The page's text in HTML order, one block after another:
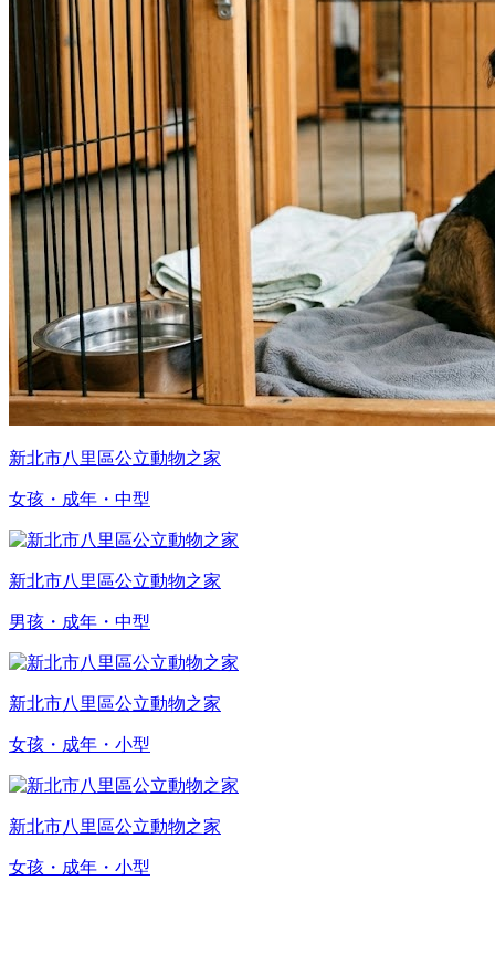
新北市八里區公立動物之家
女孩・成年・中型
新北市八里區公立動物之家
男孩・成年・中型
新北市八里區公立動物之家
女孩・成年・小型
新北市八里區公立動物之家
女孩・成年・小型